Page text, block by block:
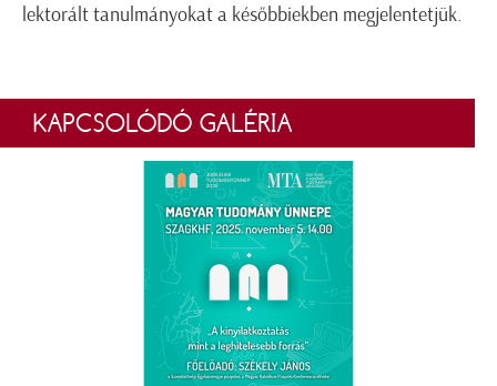
lektorált tanulmányokat a későbbiekben megjelentetjük.
KAPCSOLÓDÓ GALÉRIA